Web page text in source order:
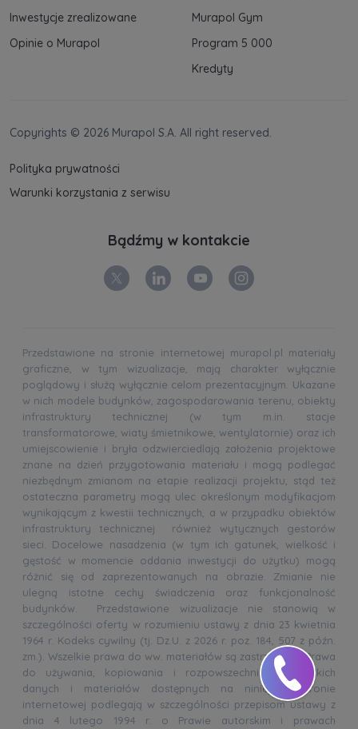
Inwestycje zrealizowane
Opinie o Murapol
Murapol Gym
Program 5 000
Kredyty
Copyrights © 2026 Murapol S.A. All right reserved.
Polityka prywatności
Warunki korzystania z serwisu
Bądźmy w kontakcie
Przedstawione na stronie internetowej murapol.pl materiały
graficzne, w tym wizualizacje, mają charakter wyłącznie
poglądowy i służą wyłącznie celom prezentacyjnym. Ukazane
w nich modele budynków, zagospodarowania terenu, obiekty
infrastruktury technicznej (w tym m.in. stacje
transformatorowe, wiaty śmietnikowe, wentylatornie) oraz ich
umiejscowienie i bryła odzwierciedlają założenia projektowe
znane na dzień przygotowania materiału i mogą podlegać
niezbędnym zmianom na etapie realizacji projektu, stąd też
ostateczna parametry mogą ulec określonym modyfikacjom
wynikającym z kwestii technicznych, a w przypadku obiektów
infrastruktury technicznej również wytycznych gestorów
sieci. Docelowe nasadzenia (w tym ich gatunek, wielkość i
gęstość w momencie oddania inwestycji do użytku) mogą
różnić się od zaprezentowanych na obrazie. Zmianie nie
ulegną istotne cechy świadczenia oraz funkcjonalność
budynków. Przedstawione wizualizacje nie stanowią w
szczególności oferty w rozumieniu ustawy z dnia 23 kwietnia
1964 r. Kodeks cywilny (tj. Dz.U. z 2026 r. poz. 184, 507 z późn.
zm.). Wszelkie prawa do ww. materiałów są zastrzeżone. Prawa
do używania, kopiowania i rozpowszechniania wszelkich
danych i materiałów dostępnych na niniejszej stronie
internetowej podlegają w szczególności przepisom ustawy z
dnia 4 lutego 1994 r. o Prawie autorskim i prawach